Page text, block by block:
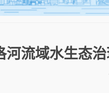
河流域水生态